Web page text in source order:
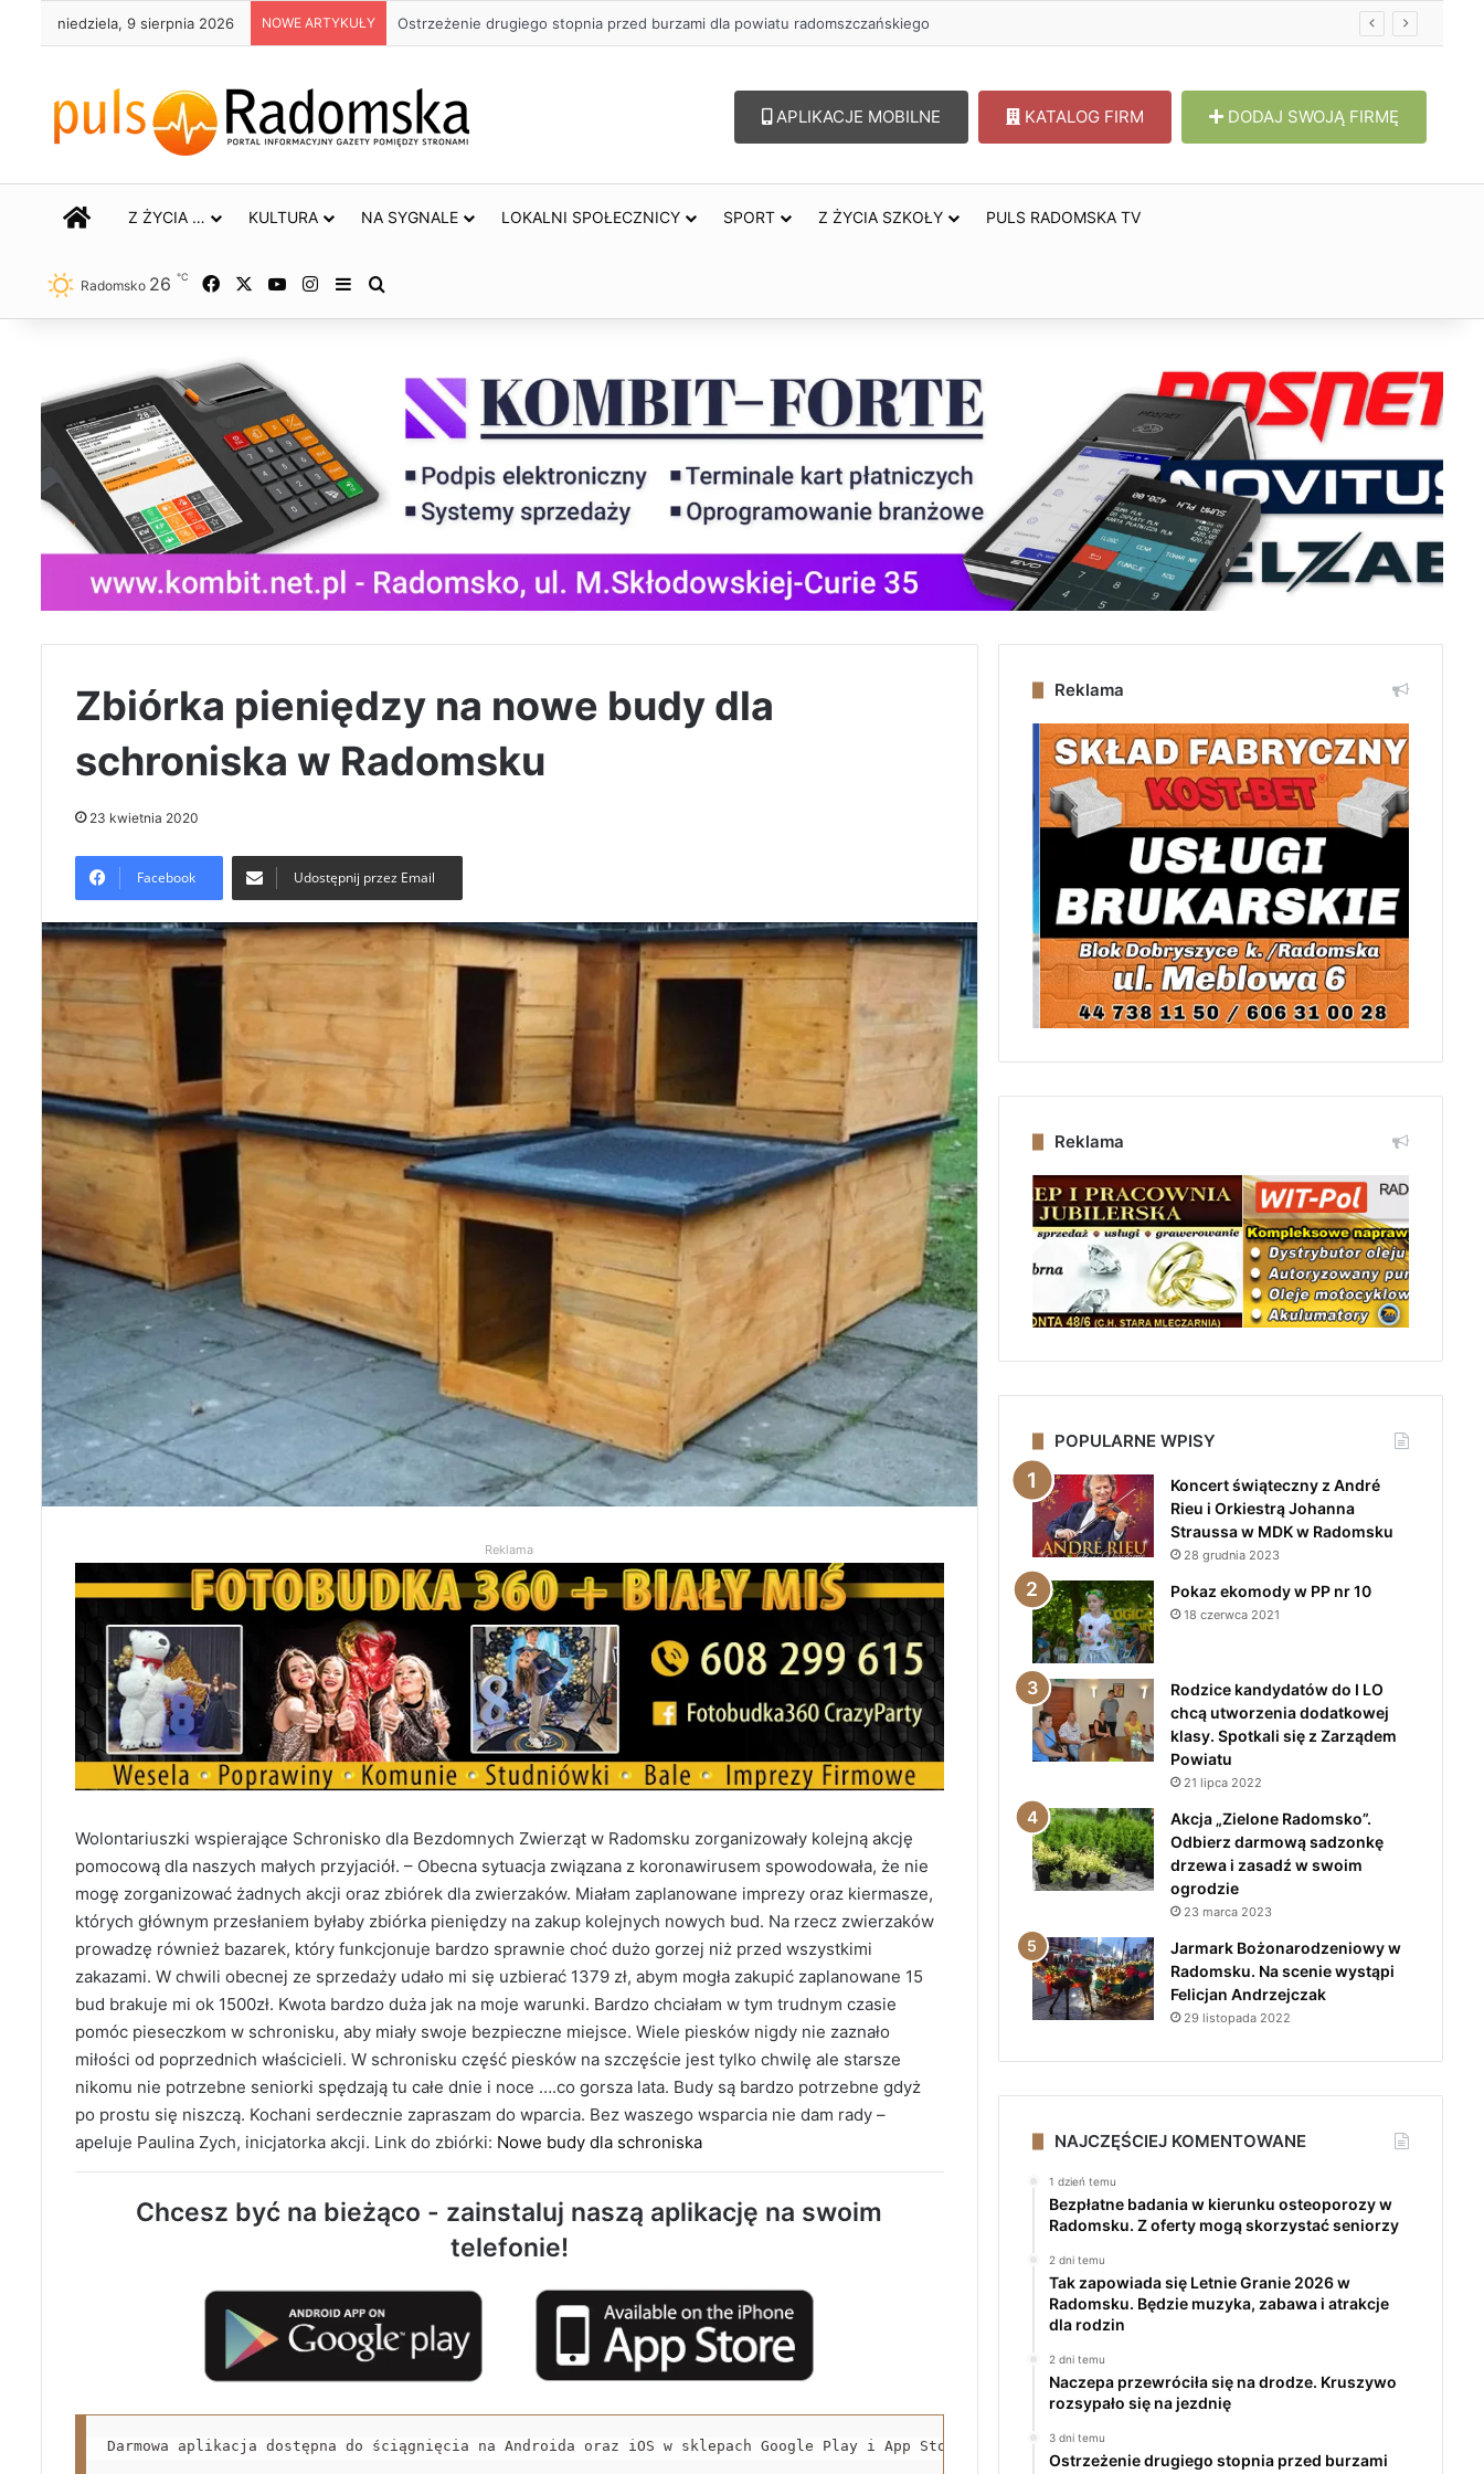
niedziela, 9 sierpnia 2026 NOWE ARTYKUŁY Około 90 tys. zł na szkolenia pracowników. PUP w Radomsku ogłasza nabór wniosków
APLIKACJE MOBILNE KATALOG FIRM DODAJ SWOJĄ FIRMĘ
STRONA GŁÓWNA
Z ŻYCIA … KULTURA NA SYGNALE LOKALNI SPOŁECZNICY SPORT Z ŻYCIA SZKOŁY PULS RADOMSKA TV
Radomsko 26 ℃ Facebook YouTubeInstagram
Sidebar
Zbiórka pieniędzy na nowe budy dla
schroniska w Radomsku
23 kwietnia 2020
Facebook Udostępnij przez Email
Reklama
Wolontariuszki wspierające Schronisko dla Bezdomnych Zwierząt w Radomsku zorganizowały kolejną akcję
pomocową dla naszych małych przyjaciół. – Obecna sytuacja związana z koronawirusem spowodowała, że nie
mogę zorganizować żadnych akcji oraz zbiórek dla zwierzaków. Miałam zaplanowane imprezy oraz kiermasze,
których głównym przesłaniem byłaby zbiórka pieniędzy na zakup kolejnych nowych bud. Na rzecz zwierzaków
prowadzę również bazarek, który funkcjonuje bardzo sprawnie choć dużo gorzej niż przed wszystkimi
zakazami. W chwili obecnej ze sprzedaży udało mi się uzbierać 1379 zł, abym mogła zakupić zaplanowane 15
bud brakuje mi ok 1500zł. Kwota bardzo duża jak na moje warunki. Bardzo chciałam w tym trudnym czasie
pomóc pieseczkom w schronisku, aby miały swoje bezpieczne miejsce. Wiele piesków nigdy nie zaznało
miłości od poprzednich właścicieli. W schronisku część piesków na szczęście jest tylko chwilę ale starsze
nikomu nie potrzebne seniorki spędzają tu całe dnie i noce ….co gorsza lata. Budy są bardzo potrzebne gdyż
po prostu się niszczą. Kochani serdecznie zapraszam do wparcia. Bez waszego wsparcia nie dam rady –
apeluje Paulina Zych, inicjatorka akcji. Link do zbiórki: Nowe budy dla schroniska
Chcesz być na bieżąco - zainstaluj naszą aplikację na swoim
telefonie!
Darmowa aplikacja dostępna do ściągnięcia na Androida oraz iOS w sklepach Google Play i App Store.
Tragiczny wypadek w Kobielach Wielkich.
Nie żyje 22-letni motocyklista
Około 90 tys. zł na szkolenia pracowników.
Życie bez alkoholu – lepszy wybór.
Radomsko włącza się w Miesiąc
Trzeźwości
latek stracił prawo jazdy i zapłaci 4 tys. zł
Reklama
Reklama
POPULARNE WPISY
Koncert świąteczny z André
Rieu i Orkiestrą Johanna
Straussa w MDK w Radomsku
28 grudnia 2023
Pokaz ekomody w PP nr 10
18 czerwca 2021
Rodzice kandydatów do I LO
chcą utworzenia dodatkowej
klasy. Spotkali się z Zarządem
Powiatu
21 lipca 2022
Akcja „Zielone Radomsko”.
Odbierz darmową sadzonkę
drzewa i zasadź w swoim
ogrodzie
23 marca 2023
Jarmark Bożonarodzeniowy w
Radomsku. Na scenie wystąpi
Felicjan Andrzejczak
29 listopada 2022
NAJCZĘŚCIEJ KOMENTOWANE
1 dzień temu
Bezpłatne badania w kierunku osteoporozy w
Radomsku. Z oferty mogą skorzystać seniorzy
2 dni temu
Tak zapowiada się Letnie Granie 2026 w
Radomsku. Będzie muzyka, zabawa i atrakcje
dla rodzin
2 dni temu
Naczepa przewróciła się na drodze. Kruszywo
rozsypało się na jezdnię
3 dni temu
Ostrzeżenie drugiego stopnia przed burzami